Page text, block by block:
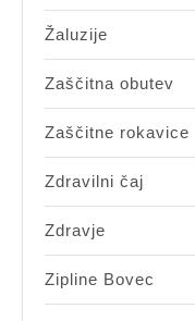
Žaluzije
Zaščitna obutev
Zaščitne rokavice
Zdravilni čaj
Zdravje
Zipline Bovec